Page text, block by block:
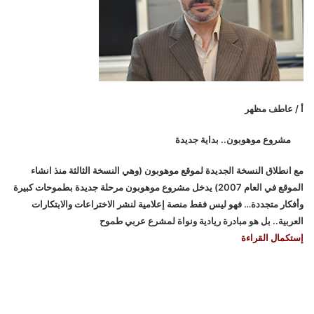
أ / عاطف مظهر
مشروع موهوبون.. بداية جديدة
مع انطلاق النسخة الجديدة لموقع موهوبون (وهي النسخة الثالثة منذ انشاء
الموقع في العام 2007) يدخل مشروع موهوبون مرحلة جديدة بطموحات كبيرة
وأفكار متجددة… فهو ليس فقط منصة إعلامية لنشر الاختراعات والابتكارات
العربية.. بل هو مبادرة ريادية ونواة لمشرع عربي طموح
إستكمال القراءة